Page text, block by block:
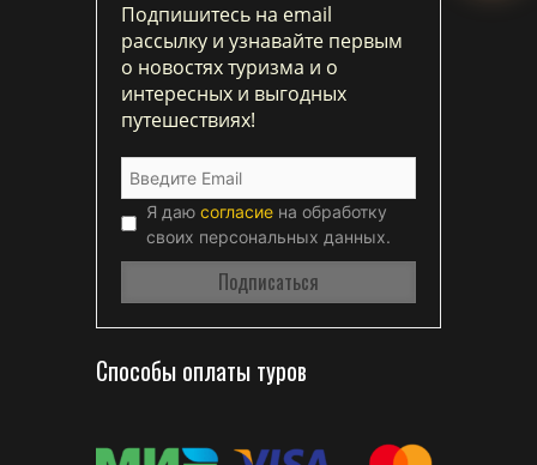
Подпишитесь на email
рассылку и узнавайте первым
о новостях туризма и о
интересных и выгодных
путешествиях!
Я даю согласие на обработку
своих персональных данных.
Способы оплаты туров